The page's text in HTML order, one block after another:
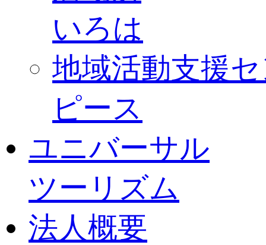
いろは
地域活動支援
ピース
ユニバーサル
ツーリズム
法人概要